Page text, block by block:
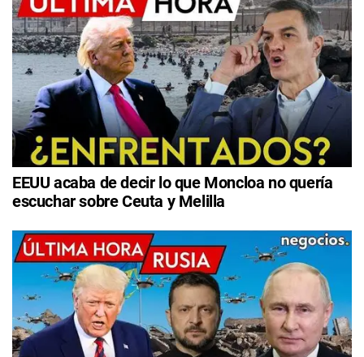
EEUU acaba de decir lo que Moncloa no quería
escuchar sobre Ceuta y Melilla